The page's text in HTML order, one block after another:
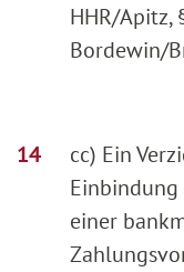
HHR/Apitz,
Bordewin/
cc) Ein
einer